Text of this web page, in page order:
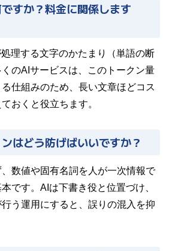
すか？料金に関係します
処理する文字のかたまり（単語の断
のAIサービスは、このトークン量
仕組みのため、長い文章ほどコス
おくと役立ちます。
はどう防げばいいですか？
数値や固有名詞を人が一次情報で
です。AIは下書き役と位置づけ、
う運用にすると、誤りの混入を抑